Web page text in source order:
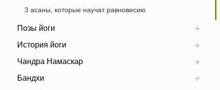
3 асаны, которые научат равновесию
Позы йоги
История йоги
Чандра Намаскар
Бандхи